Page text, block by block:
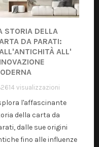
STORIA DELLA
DA PARATI:
ALL'
2614 visualizzazioni
l'affascinante
della carta da
dalle sue origini
fino alle influenze